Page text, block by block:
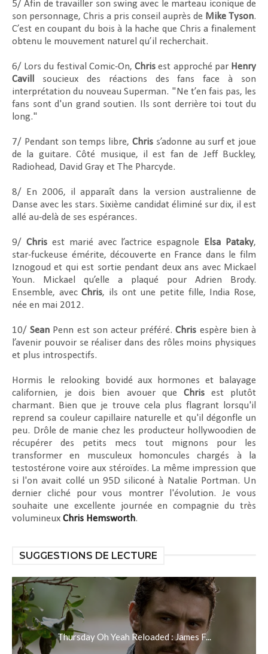
5/ Afin de travailler son swing avec le marteau iconique de
son personnage, Chris a pris conseil auprès de Mike Tyson.
C’est en coupant du bois à la hache que Chris a finalement
obtenu le mouvement naturel qu’il recherchait.
6/ Lors du festival Comic-On,Chris est approché par Henry
Cavill
soucieux des réactions des fans face à son
interprétation du nouveau Superman. "Ne t’en fais pas, les
fans sont d'un grand soutien. Ils sont derrière toi tout du
long."
7/ Pendant son temps libre, Chris s’adonne au surf et joue
de la guitare. Côté musique, il est fan de Jeff Buckley,
Radiohead, David Gray et The Pharcyde.
8/ En 2006, il apparaît dans la version australienne de
Danse avec les stars. Sixième candidat éliminé sur dix, il est
allé au-delà de ses espérances.
9/ Chrisest marié avec l’actrice espagnole Elsa Pataky,
star-fuckeuse émérite, découverte en France dans le film
Iznogoud et qui est sortie pendant deux ans avec Mickael
Youn. Mickael qu’elle a plaqué pour Adrien Brody.
Ensemble, avecChris, ils ont une petite fille, India Rose,
née en mai 2012.
10/Sean Penn est son acteur préféré.Chris espère bien à
l’avenir pouvoir se réaliser dans des rôles moins physiques
et plus introspectifs.
Hormis le relooking bovidé aux hormones et balayage
californien, je dois bien avouer que Chrisest plutôt
charmant. Bien que je trouve cela plus flagrant lorsqu'il
reprend sa couleur capillaire naturelle et qu'il dégonfle un
peu. Drôle de manie chez les producteur hollywoodien de
récupérer des petits mecs tout mignons pour les
transformer en musculeux homoncules chargés à la
testostérone voire aux stéroïdes. La même impression que
si l'on avait collé un 95D siliconé à Natalie Portman. Un
dernier cliché pour vous montrer l'évolution. Je vous
souhaite une excellente journée en compagnie du très
volumineux Chris Hemsworth.
SUGGESTIONS DE LECTURE
Thursday Oh Yeah Reloaded : James F...